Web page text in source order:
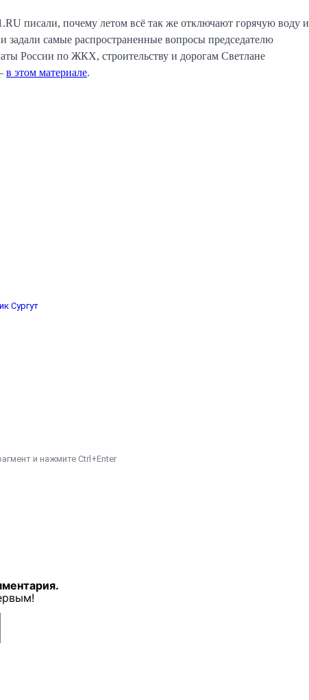
писали, почему летом всё так же отключают горячую воду и
задали самые распространенные вопросы председателю
России по ЖКХ, строительству и дорогам Светлане
в этом материале.
Сургут
и нажмите Ctrl+Enter